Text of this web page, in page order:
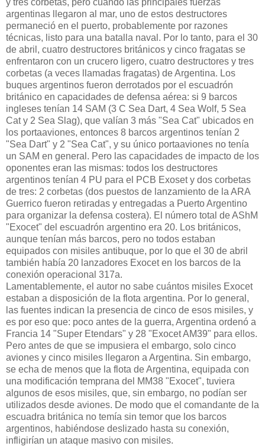
argentinas llegaron al mar, uno de estos destructores
permaneció en el puerto, probablemente por razones
técnicas, listo para una batalla naval. Por lo tanto, para el 30
de abril, cuatro destructores británicos y cinco fragatas se
enfrentaron con un crucero ligero, cuatro destructores y tres
corbetas (a veces llamadas fragatas) de Argentina. Los
buques argentinos fueron derrotados por el escuadrón
británico en capacidades de defensa aérea: si 9 barcos
ingleses tenían 14 SAM (3 C Sea Dart, 4 Sea Wolf, 5 Sea
Cat y 2 Sea Slag), que valían 3 más "Sea Cat" ubicados en
los portaaviones, entonces 8 barcos argentinos tenían 2
"Sea Dart" y 2 "Sea Cat", y su único portaaviones no tenía
un SAM en general. Pero las capacidades de impacto de los
oponentes eran las mismas: todos los destructores
argentinos tenían 4 PU para el PCB Exoset y dos corbetas
de tres: 2 corbetas (dos puestos de lanzamiento de la ARA
Guerrico fueron retiradas y entregadas a Puerto Argentino
para organizar la defensa costera). El número total de AShM
"Exocet" del escuadrón argentino era 20. Los británicos,
aunque tenían más barcos, pero no todos estaban
equipados con misiles antibuque, por lo que el 30 de abril
también había 20 lanzadores Exocet en los barcos de la
conexión operacional 317a.
Lamentablemente, el autor no sabe cuántos misiles Exocet
estaban a disposición de la flota argentina. Por lo general,
las fuentes indican la presencia de cinco de esos misiles, y
es por eso que: poco antes de la guerra, Argentina ordenó a
Francia 14 "Super Etendars" y 28 "Exocet AM39" para ellos.
Pero antes de que se impusiera el embargo, solo cinco
aviones y cinco misiles llegaron a Argentina. Sin embargo,
se echa de menos que la flota de Argentina, equipada con
una modificación temprana del MM38 "Exocet", tuviera
algunos de esos misiles, que, sin embargo, no podían ser
utilizados desde aviones. De modo que el comandante de la
escuadra británica no temía sin temor que los barcos
argentinos, habiéndose deslizado hasta su conexión,
infligirían un ataque masivo con misiles.